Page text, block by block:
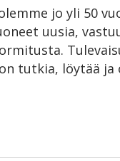
jo yli 50
uusia,
on tutkia, löytää ja